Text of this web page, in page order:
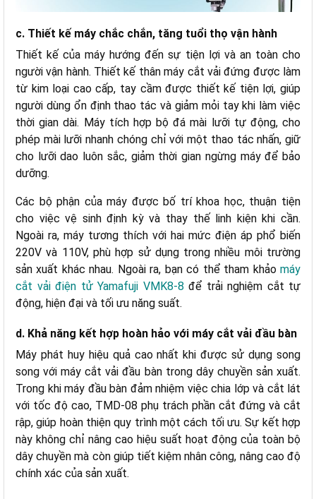
c. Thiết kế máy chắc chắn, tăng tuổi thọ vận hành
Thiết kế của máy hướng đến sự tiện lợi và an toàn cho
người vận hành. Thiết kế thân máy cắt vải đứng được làm
từ kim loại cao cấp, tay cầm được thiết kế tiện lợi, giúp
người dùng ổn định thao tác và giảm mỏi tay khi làm việc
thời gian dài. Máy tích hợp bộ đá mài lưỡi tự động, cho
phép mài lưỡi nhanh chóng chỉ với một thao tác nhấn, giữ
cho lưỡi dao luôn sắc, giảm thời gian ngừng máy để bảo
dưỡng.
Các bộ phận của máy được bố trí khoa học, thuận tiện
cho việc vệ sinh định kỳ và thay thế linh kiện khi cần.
Ngoài ra, máy tương thích với hai mức điện áp phổ biến
220V và 110V, phù hợp sử dụng trong nhiều môi trường
sản xuất khác nhau. Ngoài ra, bạn có thể tham khảo máy
cắt vải điện tử Yamafuji VMK8-8để trải nghiệm cắt tự
động, hiện đại và tối ưu năng suất.
d. Khả năng kết hợp hoàn hảo với máy cắt vải đầu bàn
Máy phát huy hiệu quả cao nhất khi được sử dụng song
song với máy cắt vải đầu bàn trong dây chuyền sản xuất.
Trong khi máy đầu bàn đảm nhiệm việc chia lớp và cắt lát
với tốc độ cao, TMD-08 phụ trách phần cắt đứng và cắt
rập, giúp hoàn thiện quy trình một cách tối ưu. Sự kết hợp
này không chỉ nâng cao hiệu suất hoạt động của toàn bộ
dây chuyền mà còn giúp tiết kiệm nhân công, nâng cao độ
chính xác của sản xuất.